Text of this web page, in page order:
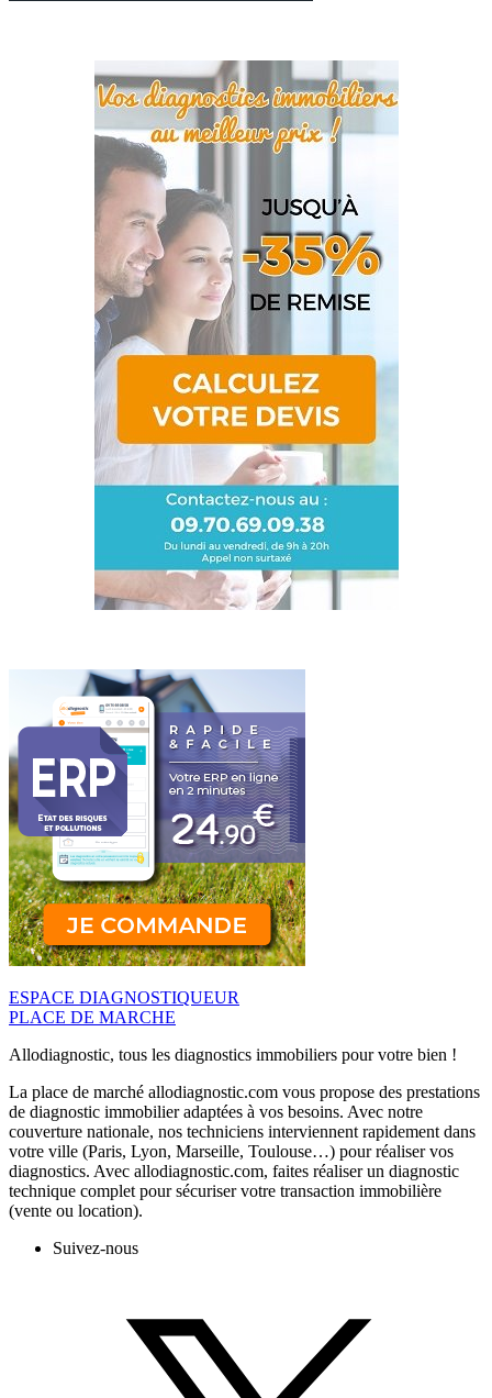
ESPACE DIAGNOSTIQUEUR
PLACE DE MARCHE
Allodiagnostic, tous les diagnostics immobiliers pour votre bien !
La place de marché allodiagnostic.com vous propose des prestations
de diagnostic immobilier adaptées à vos besoins. Avec notre
couverture nationale, nos techniciens interviennent rapidement dans
votre ville (Paris, Lyon, Marseille, Toulouse…) pour réaliser vos
diagnostics. Avec allodiagnostic.com, faites réaliser un diagnostic
technique complet pour sécuriser votre transaction immobilière
(vente ou location).
Suivez-nous